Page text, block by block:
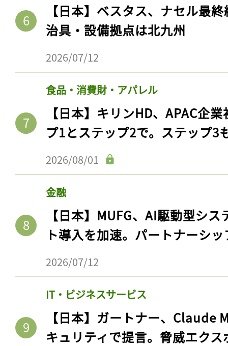
【日本】ベスタス、ナセル最
治具・設備拠点は北九州
2026/07/12
食品・消費財・アパレル
【日本】キリンHD、APAC企
プ1とステップ2で。ステップ3
2026/08/01
金融
【日本】MUFG、AI駆動型シ
ト導入を加速。パートナーシ
2026/07/12
IT・ビジネスサービス
【日本】ガートナー、Claude
キュリティで提言。脅威エク